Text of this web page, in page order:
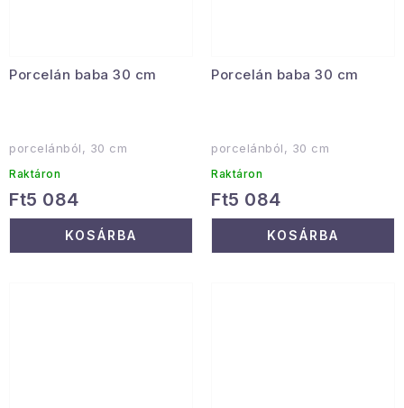
Porcelán baba 30 cm
porcelánból, 30 cm
Raktáron
Ft5 084
KOSÁRBA
Porcelán baba 30 cm
porcelánból, 30 cm
Raktáron
Ft5 084
KOSÁRBA